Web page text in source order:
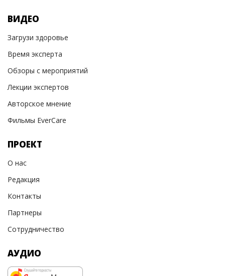
ВИДЕО
Загрузи здоровье
Время эксперта
Обзоры с мероприятий
Лекции экспертов
Авторское мнение
Фильмы EverCare
ПРОЕКТ
О нас
Редакция
Контакты
Партнеры
Сотрудничество
АУДИО